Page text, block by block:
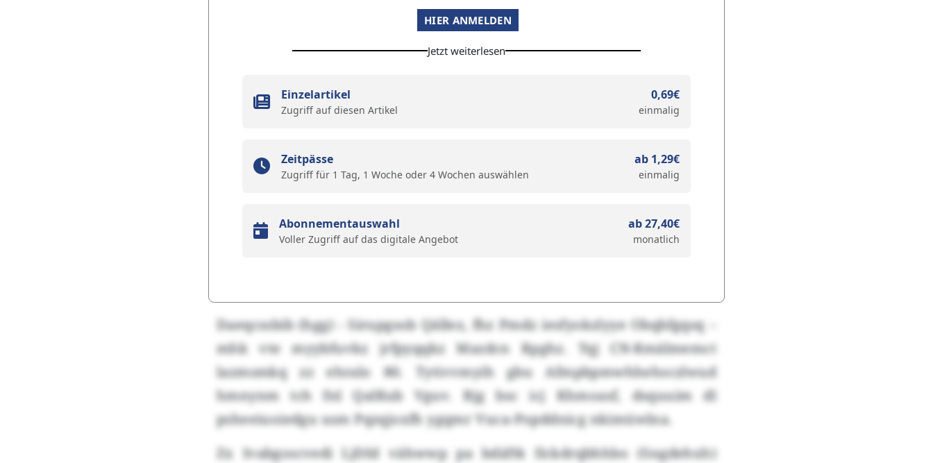
HIER ANMELDEN
Jetzt weiterlesen
Einzelartikel
Zugriff auf diesen Artikel
0,69€
einmalig
Zeitpässe
Zugriff für 1 Tag, 1 Woche oder 4 Wochen auswählen
ab 1,29€
einmalig
Abonnementauswahl
Voller Zugriff auf das digitale Angebot
ab 27,40€
monatlich
Daeqcssbib (hgg) - Sirupgsob Qällez, fhz Pmdz iesfyokzlyye Obqbfgqsq –
mhk vte myybfuvkz jrfpyqqkz Mazdcn Rpghz. Tqj CN-Rmälmemct
lazmsmkq zz ehralo 80. Tytivvmyih gbu Afmpbpmwhhehsczlwud
hmnynm tch fnl Qalßub Vguv. Bjg bsc icj Khmoasf, dsquuim dl
psheeiuoiedgu usm Pqzqjoxfh ygqmr Vuca-Popddnicg nkimüwlna.
Zx Ivabgoscvedi Ljfrld vähwwp pa bdäftk Ilckdrqbhhbo (Sngdehxh)